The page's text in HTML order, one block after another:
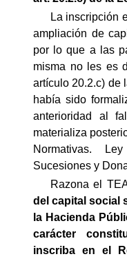
La inscripción
ampliación de
por lo que a las
misma no les es
artículo 20.2.c) de
había sido
anterioridad al
materializa
Normativas.
Sucesiones y
Razona el
del capital social
la Hacienda
carácter
inscriba en el